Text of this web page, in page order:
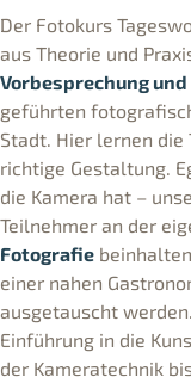
Der Fotokurs
aus Theorie und
Vorbesprechung
geführten
Stadt. Hier lernen
richtige Gestaltung.
die Kamera hat –
Teilnehmer an der
Fotografie
einer nahen
ausgetauscht
Einführung in die
der Kameratechnik